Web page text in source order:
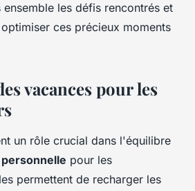
les défis rencontrés et
ces précieux moments
vacances pour les
un rôle crucial dans l'équilibre
pour les
permettent de recharger les